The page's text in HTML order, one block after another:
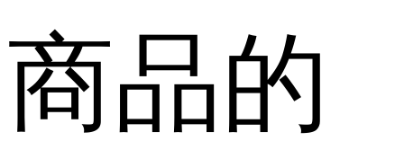
商品的